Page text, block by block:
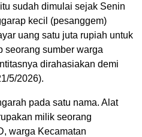
sudah dimulai sejak Senin
kecil (pesanggem)
uang satu juta rupiah untuk
seorang sumber warga
dirahasiakan demi
5/2026).
pada satu nama. Alat
milik seorang
warga Kecamatan